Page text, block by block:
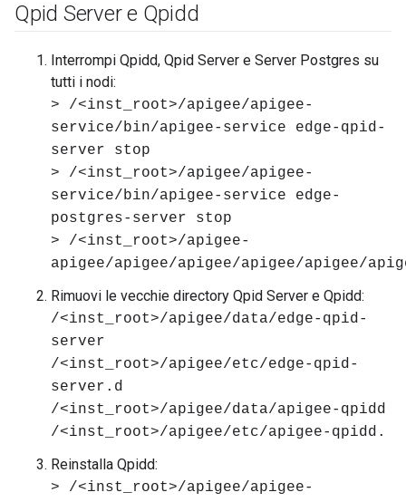
Qpid Server e Qpidd
Interrompi Qpidd, Qpid Server e Server Postgres su
tutti i nodi:
> /<inst_root>/apigee/apigee-
service/bin/apigee-service edge-qpid-
server stop
> /<inst_root>/apigee/apigee-
service/bin/apigee-service edge-
postgres-server stop
> /<inst_root>/apigee-
apigee/apigee/apigee/apigee/apigee/
Rimuovi le vecchie directory Qpid Server e Qpidd:
/<inst_root>/apigee/data/edge-qpid-
server
/<inst_root>/apigee/etc/edge-qpid-
server.d
/<inst_root>/apigee/data/apigee-qpidd
/<inst_root>/apigee/etc/apigee-qpidd.
Reinstalla Qpidd:
> /<inst_root>/apigee/apigee-